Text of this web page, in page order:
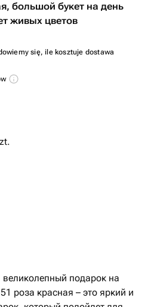
большой букет на день
живых цветов
się, ile kosztuje dostawa
великолепный подарок на
роза красная – это яркий и